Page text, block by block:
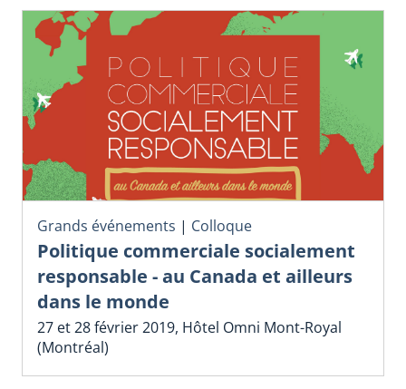
Grands événements | Colloque
Politique commerciale socialement
responsable - au Canada et ailleurs
dans le monde
27 et 28 février 2019, Hôtel Omni Mont-Royal
(Montréal)